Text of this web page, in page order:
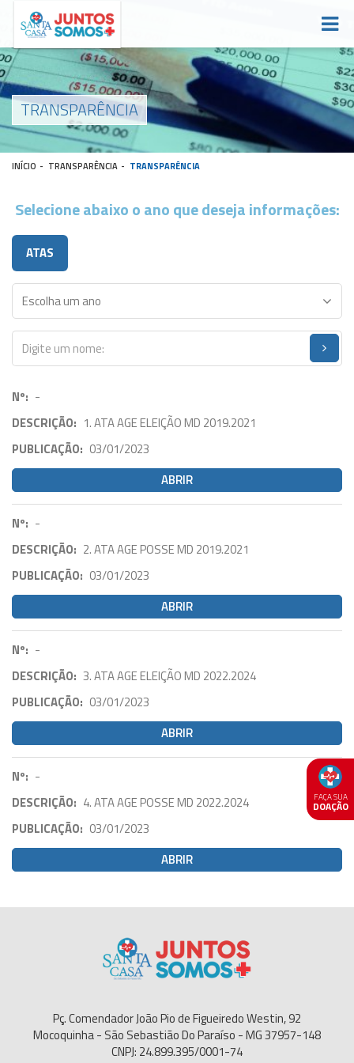
FAÇA SUA
DOAÇÃO
TRANSPARÊNCIA
INÍCIO - TRANSPARÊNCIA - TRANSPARÊNCIA
Selecione abaixo o ano que deseja informações:
ATAS
Nº: -
DESCRIÇÃO: 1. ATA AGE ELEIÇÃO MD 2019.2021
PUBLICAÇÃO: 03/01/2023
ABRIR
Nº: -
DESCRIÇÃO: 2. ATA AGE POSSE MD 2019.2021
PUBLICAÇÃO: 03/01/2023
ABRIR
Nº: -
DESCRIÇÃO: 3. ATA AGE ELEIÇÃO MD 2022.2024
PUBLICAÇÃO: 03/01/2023
ABRIR
Nº: -
DESCRIÇÃO: 4. ATA AGE POSSE MD 2022.2024
PUBLICAÇÃO: 03/01/2023
ABRIR
Pç. Comendador João Pio de Figueiredo Westin, 92
Mocoquinha - São Sebastião Do Paraíso - MG 37957-148
CNPJ: 24.899.395/0001-74